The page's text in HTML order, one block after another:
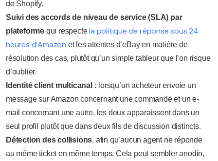
de Shopify.
Suivi des accords de niveau de service (SLA) par
plateforme qui respectela politique de réponse sous 24
heures d’Amazon et les attentes d’eBay en matière de
résolution des cas, plutôt qu’un simple tableur que l’on risque
d’oublier.
Identité client multicanal : lorsqu’un acheteur envoie un
message sur Amazon concernant une commande et un e-
mail concernant une autre, les deux apparaissent dans un
seul profil plutôt que dans deux fils de discussion distincts.
Détection des collisions, afin qu’aucun agent ne réponde
au même ticket en même temps. Cela peut sembler anodin,